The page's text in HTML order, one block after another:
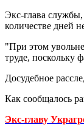
Экс-глава
количестве дней
"При этом
труде, поскольку
Досудебное
Как сообщалось
Экс-главу